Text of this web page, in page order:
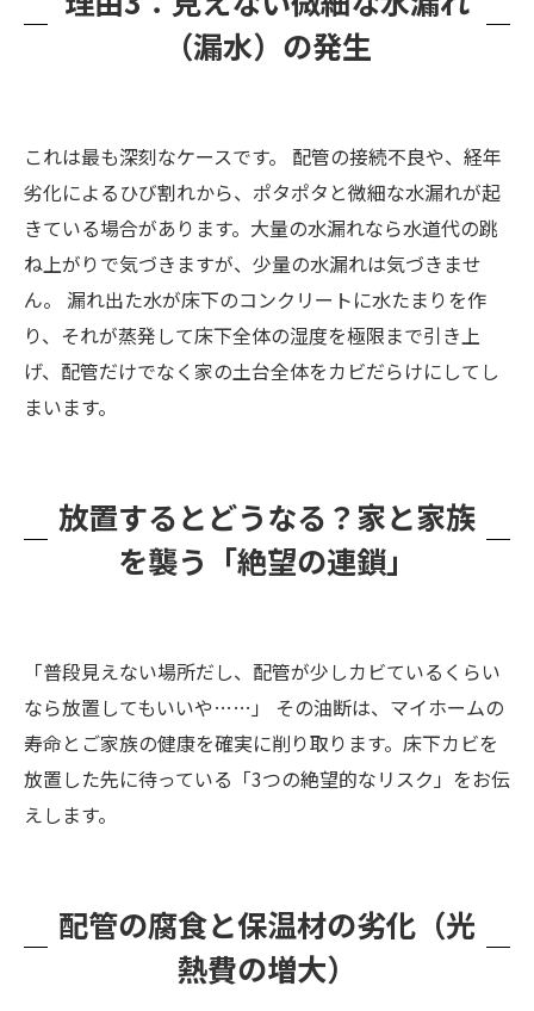
（漏水）の発生
これは最も深刻なケースです。 配管の接続不良や、経年
劣化によるひび割れから、ポタポタと微細な水漏れが起
きている場合があります。大量の水漏れなら水道代の跳
ね上がりで気づきますが、少量の水漏れは気づきませ
ん。 漏れ出た水が床下のコンクリートに水たまりを作
り、それが蒸発して床下全体の湿度を極限まで引き上
げ、配管だけでなく家の土台全体をカビだらけにしてし
まいます。
放置するとどうなる？家と家族
を襲う「絶望の連鎖」
「普段見えない場所だし、配管が少しカビているくらい
なら放置してもいいや……」 その油断は、マイホームの
寿命とご家族の健康を確実に削り取ります。床下カビを
放置した先に待っている「3つの絶望的なリスク」をお伝
えします。
配管の腐食と保温材の劣化（光
熱費の増大）